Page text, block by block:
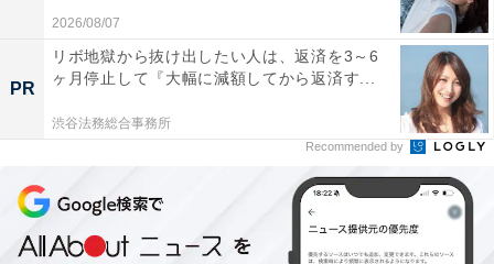
2026/08/07
PR
リボ地獄から抜け出したい人は、返済を3～6
ヶ月停止して『大幅に減額してから返済す...
渋谷法務総合事務所
Recommended by